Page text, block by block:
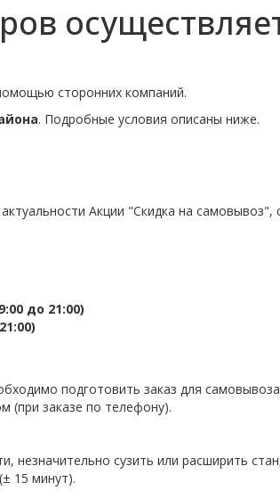
сторонних компаний.
. Подробные условия описаны ниже.
Акции "Скидка на
до 21:00)
подготовить заказ для
(при заказе по телефону).
сузить или расширить
15 минут).